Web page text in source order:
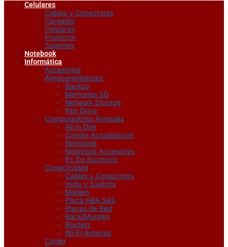
Celulares
Cables y Conectores
Cargador
Celulares
Protector
Soportes
Notebook
Informática
Accesorios
Almacenamientos
Backup
Memorias SD
Network Storage
Pen Drive
Computadoras Armadas
All In One
Combo Actualizacion
Notebook
Notebook Accesorios
Pc De Escritorio
Conectividad
Cables y Conectores
Hubs y Switchs
Modem
Placa HBA SAS
Placas de Red
Rack/Murales
Routers
Wi-Fi Antenas
Cooler